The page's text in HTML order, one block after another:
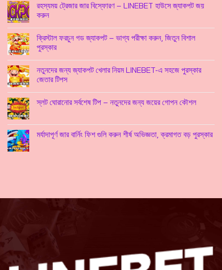
রহস্যময় ট্রেজার জার বিস্ফোরণ – LINEBET হাউসে জ্যাকপট জয়
করুন
ক্রিস্টাল ফরচুন গড জ্যাকপট – ভাগ্য পরীক্ষা করুন, জিতুন বিশাল
পুরস্কার
নতুনদের জন্য জ্যাকপট খেলার নিয়ম LINEBET-এ সহজে পুরস্কার
জেতার টিপস
স্লট ঘোরানোর সর্বশেষ টিপ – নতুনদের জন্য জয়ের গোপন কৌশল
মর্যাদাপূর্ণ জার বার্নিং ফিশ গুলি করুন শীর্ষ অভিজ্ঞতা, ক্রমাগত বড় পুরস্কার